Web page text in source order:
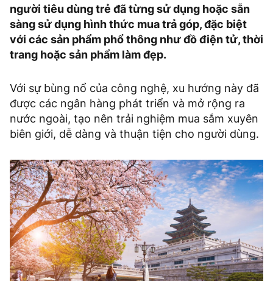
người tiêu dùng trẻ đã từng sử dụng hoặc sẵn
sàng sử dụng hình thức mua trả góp, đặc biệt
với các sản phẩm phổ thông như đồ điện tử, thời
trang hoặc sản phẩm làm đẹp.
Với sự bùng nổ của công nghệ, xu hướng này đã
được các ngân hàng phát triển và mở rộng ra
nước ngoài, tạo nên trải nghiệm mua sắm xuyên
biên giới, dễ dàng và thuận tiện cho người dùng.